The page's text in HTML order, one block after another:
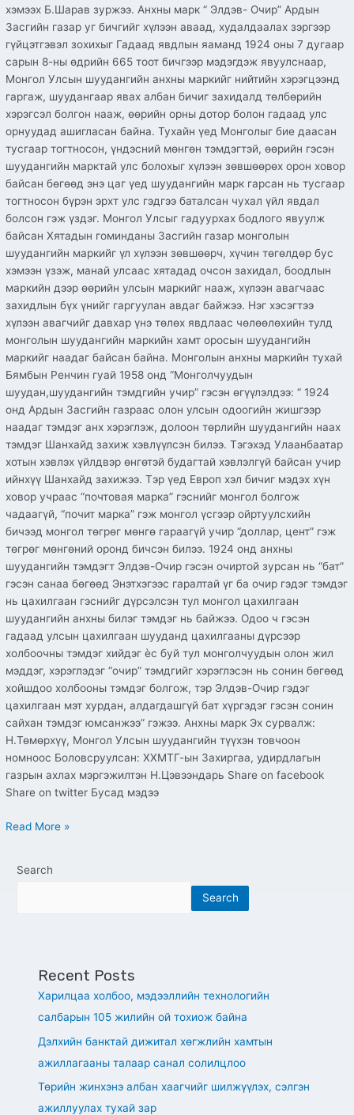
хэмээх Б.Шарав зуржээ. Анхны марк “ Элдэв- Очир” Ардын
Засгийн газар уг бичгийг хүлээн аваад, худалдаалах зэргээр
гүйцэтгэвэл зохихыг Гадаад явдлын яаманд 1924 оны 7 дугаар
сарын 8-ны өдрийн 665 тоот бичгээр мэдэгдэж явуулснаар,
Монгол Улсын шуудангийн анхны маркийг нийтийн хэрэгцээнд
гаргаж, шуудангаар явах албан бичиг захидалд төлбөрийн
хэрэгсэл болгон нааж, өөрийн орны дотор болон гадаад улс
орнуудад ашигласан байна. Тухайн үед Монголыг бие даасан
тусгаар тогтносон, үндэсний мөнгөн тэмдэгтэй, өөрийн гэсэн
шуудангийн марктай улс болохыг хүлээн зөвшөөрөх орон ховор
байсан бөгөөд энэ цаг үед шуудангийн марк гарсан нь тусгаар
тогтносон бүрэн эрхт улс гэдгээ баталсан чухал үйл явдал
болсон гэж үздэг. Монгол Улсыг гадуурхах бодлого явуулж
байсан Хятадын гоминданы Засгийн газар монголын
шуудангийн маркийг үл хүлээн зөвшөөрч, хүчин төгөлдөр бус
хэмээн үзэж, манай улсаас хятадад очсон захидал, боодлын
маркийн дээр өөрийн улсын маркийг нааж, хүлээн авагчаас
захидлын бүх үнийг гаргуулан авдаг байжээ. Нэг хэсэгтээ
хүлээн авагчийг давхар үнэ төлөх явдлаас чөлөөлөхийн тулд
монголын шуудангийн маркийн хамт оросын шуудангийн
маркийг наадаг байсан байна. Монголын анхны маркийн тухай
Бямбын Ренчин гуай 1958 онд “Монголчуудын
шуудан,шуудангийн тэмдгийн учир” гэсэн өгүүлэлдээ: “ 1924
онд Ардын Засгийн газраас олон улсын одоогийн жишгээр
наадаг тэмдэг анх хэрэглэж, долоон төрлийн шуудангийн наах
тэмдэг Шанхайд захиж хэвлүүлсэн билээ. Тэгэхэд Улаанбаатар
хотын хэвлэх үйлдвэр өнгөтэй будагтай хэвлэлгүй байсан учир
ийнхүү Шанхайд захижээ. Тэр үед Европ хэл бичиг мэдэх хүн
ховор учраас “почтовая марка” гэснийг монгол болгож
чадаагүй, “почит марка” гэж монгол үсгээр ойртуулсхийн
бичээд монгол төгрөг мөнгө гараагүй учир “доллар, цент” гэж
төгрөг мөнгөний оронд бичсэн билээ. 1924 онд анхны
шуудангийн тэмдэгт Элдэв-Очир гэсэн очиртой зурсан нь “бат”
гэсэн санаа бөгөөд Энэтхэгээс гаралтай үг ба очир гэдэг тэмдэг
нь цахилгаан гэснийг дүрсэлсэн тул монгол цахилгаан
шуудангийн анхны билэг тэмдэг нь байжээ. Одоо ч гэсэн
гадаад улсын цахилгаан шууданд цахилгааны дүрсээр
холбоочны тэмдэг хийдэг ѐс буй тул монголчуудын олон жил
мэддэг, хэрэглэдэг “очир” тэмдгийг хэрэглэсэн нь сонин бөгөөд
хойшдоо холбооны тэмдэг болгож, тэр Элдэв-Очир гэдэг
цахилгаан мэт хурдан, алдагдашгүй бат хүргэдэг гэсэн сонин
сайхан тэмдэг юмсанжээ” гэжээ. Анхны марк Эх сурвалж:
Н.Төмөрхүү, Монгол Улсын шуудангийн түүхэн товчоон
номноос Боловсруулсан: ХХМТГ-ын Захиргаа, удирдлагын
газрын ахлах мэргэжилтэн Н.Цэвээндарь Share on facebook
Share on twitter Бусад мэдээ
Read More »
Search
Search
Recent Posts
Харилцаа холбоо, мэдээллийн технологийн
салбарын 105 жилийн ой тохиож байна
Дэлхийн банктай дижитал хөгжлийн хамтын
ажиллагааны талаар санал солилцлоо
Төрийн жинхэнэ албан хаагчийг шилжүүлэх, сэлгэн
ажиллуулах тухай зар